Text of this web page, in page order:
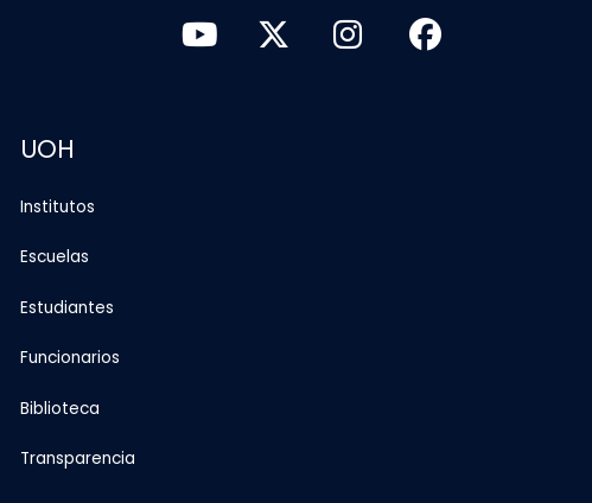
UOH
Institutos
Escuelas
Estudiantes
Funcionarios
Biblioteca
Transparencia